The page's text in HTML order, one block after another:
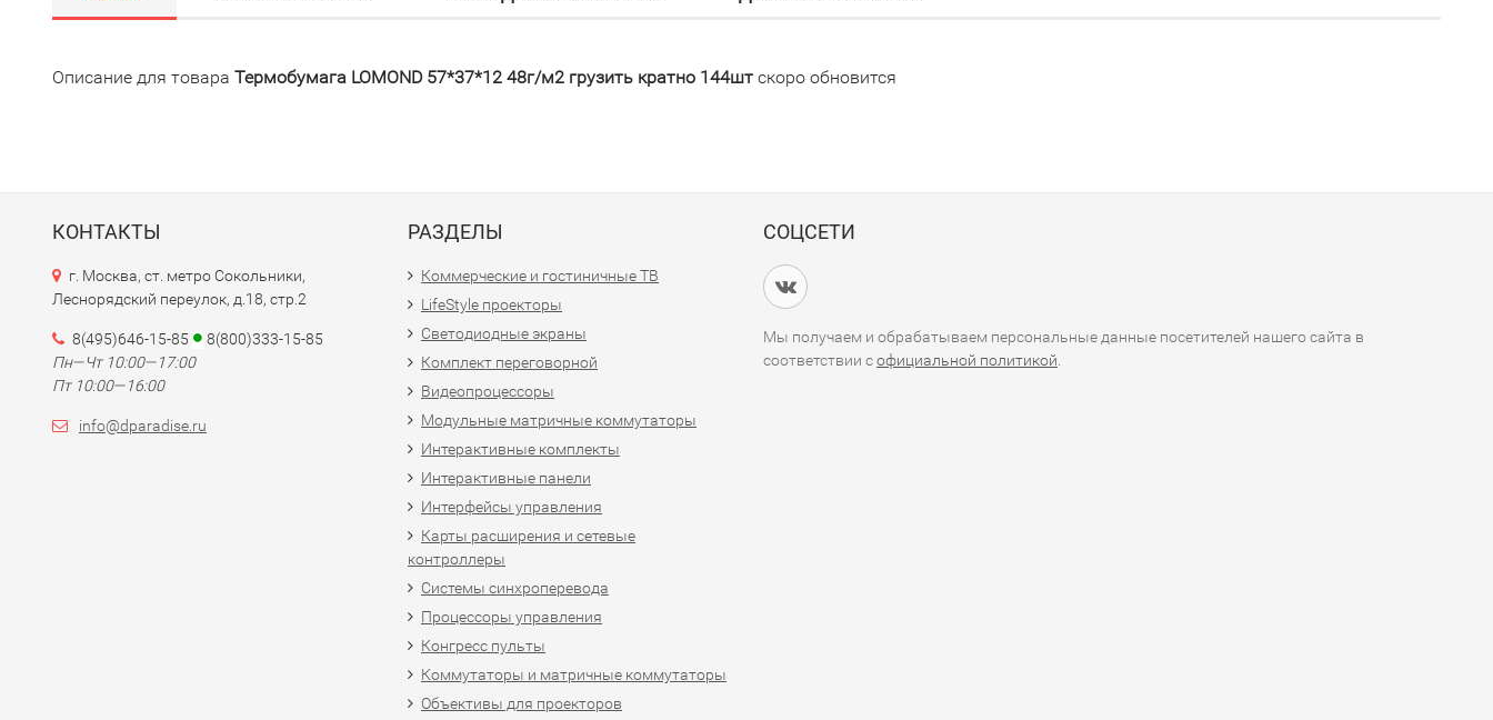
Описание для товара Термобумага LOMOND 57*37*12 48г/м2 грузить кратно 144шт скоро обновится
КОНТАКТЫ
г. Москва, ст. метро Сокольники,
Леснорядский переулок, д.18, стр.2
8(495)646-15-85
8(800)333-15-85
Пн—Чт 10:00—17:00
Пт 10:00—16:00
info@dparadise.ru
РАЗДЕЛЫ
Коммерческие и гостиничные ТВ
LifeStyle проекторы
Светодиодные экраны
Комплект переговорной
Видеопроцессоры
Модульные матричные коммутаторы
Интерактивные комплекты
Интерактивные панели
Интерфейсы управления
Карты расширения и сетевые
контроллеры
Системы синхроперевода
Процессоры управления
Конгресс пульты
Коммутаторы и матричные коммутаторы
Объективы для проекторов
СОЦСЕТИ
Мы получаем и обрабатываем персональные данные посетителей нашего сайта в
соответствии софициальной политикой